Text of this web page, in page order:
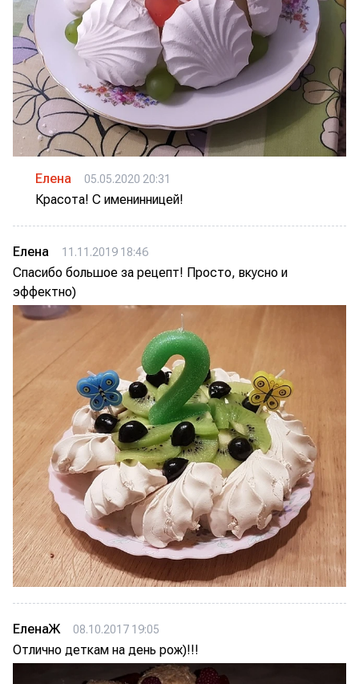
Елена 05.05.2020 20:31
Красота! С именинницей!
Елена 11.11.2019 18:46
Спасибо большое за рецепт! Просто, вкусно и
эффектно)
ЕленаЖ 08.10.2017 19:05
Отлично деткам на день рож)!!!